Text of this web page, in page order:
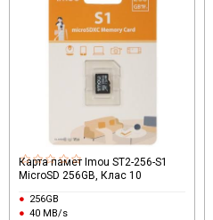
Карта памет Imou ST2-256-S1
MicroSD 256GB, Клас 10
256GB
40 MB/s